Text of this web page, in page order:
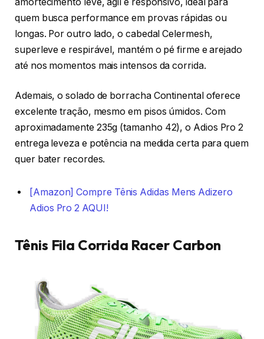
quem busca performance em provas rápidas ou
longas. Por outro lado, o cabedal Celermesh,
superleve e respirável, mantém o pé firme e arejado
até nos momentos mais intensos da corrida.
Ademais, o solado de borracha Continental oferece
excelente tração, mesmo em pisos úmidos. Com
aproximadamente 235g (tamanho 42), o Adios Pro 2
entrega leveza e potência na medida certa para quem
quer bater recordes.
[Amazon] Compre Tênis Adidas Mens Adizero
Adios Pro 2 AQUI!
Tênis Fila Corrida Racer Carbon